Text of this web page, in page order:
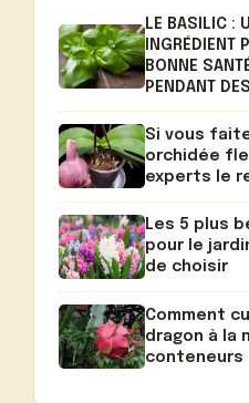
LE BASILIC :
INGRÉDIENT
BONNE
PENDANT
Si vous
orchidée
experts le
Les 5 plus
pour le
de choisir
Comment
dragon à la
conteneurs